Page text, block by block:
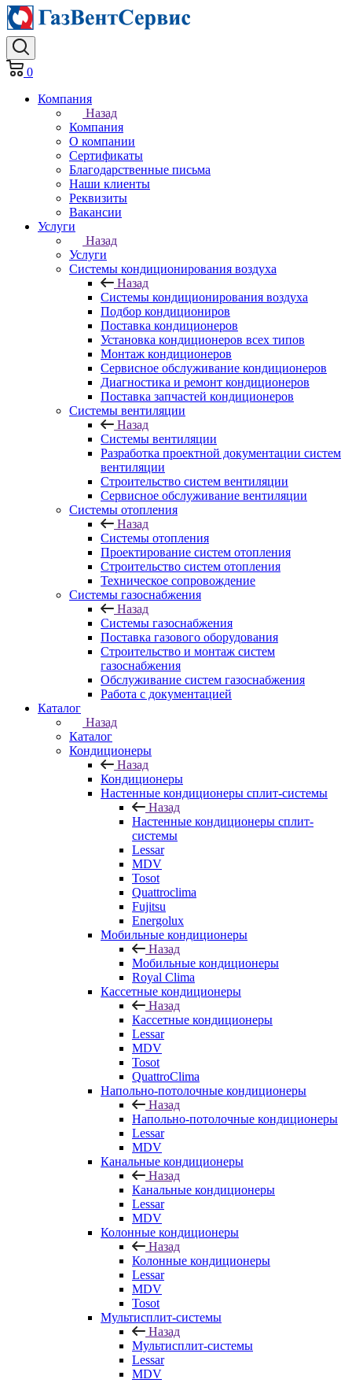
0
Компания
Назад
Компания
О компании
Сертификаты
Благодарственные письма
Наши клиенты
Реквизиты
Вакансии
Услуги
Назад
Услуги
Системы кондиционирования воздуха
Назад
Системы кондиционирования воздуха
Подбор кондициониров
Поставка кондиционеров
Установка кондиционеров всех типов
Монтаж кондиционеров
Сервисное обслуживание кондиционеров
Диагностика и ремонт кондиционеров
Поставка запчастей кондиционеров
Системы вентиляции
Назад
Системы вентиляции
Разработка проектной документации систем
вентиляции
Строительство систем вентиляции
Сервисное обслуживание вентиляции
Системы отопления
Назад
Системы отопления
Проектирование систем отопления
Строительство систем отопления
Техническое сопровождение
Системы газоснабжения
Назад
Системы газоснабжения
Поставка газового оборудования
Строительство и монтаж систем
газоснабжения
Обслуживание систем газоснабжения
Работа с документацией
Каталог
Назад
Каталог
Кондиционеры
Назад
Кондиционеры
Настенные кондиционеры сплит-системы
Назад
Настенные кондиционеры сплит-
системы
Lessar
MDV
Tosot
Quattroclima
Fujitsu
Energolux
Мобильные кондиционеры
Назад
Мобильные кондиционеры
Royal Clima
Кассетные кондиционеры
Назад
Кассетные кондиционеры
Lessar
MDV
Tosot
QuattroClima
Напольно-потолочные кондиционеры
Назад
Напольно-потолочные кондиционеры
Lessar
MDV
Канальные кондиционеры
Назад
Канальные кондиционеры
Lessar
MDV
Колонные кондиционеры
Назад
Колонные кондиционеры
Lessar
MDV
Tosot
Мультисплит-системы
Назад
Мультисплит-системы
Lessar
MDV